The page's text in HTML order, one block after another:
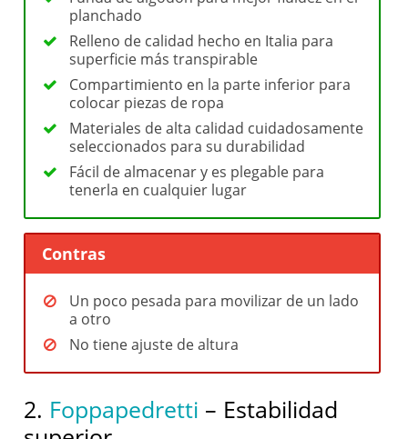
planchado
Relleno de calidad hecho en Italia para
superficie más transpirable
Compartimiento en la parte inferior para
colocar piezas de ropa
Materiales de alta calidad cuidadosamente
seleccionados para su durabilidad
Fácil de almacenar y es plegable para
tenerla en cualquier lugar
Contras
Un poco pesada para movilizar de un lado
a otro
No tiene ajuste de altura
2. Foppapedretti – Estabilidad